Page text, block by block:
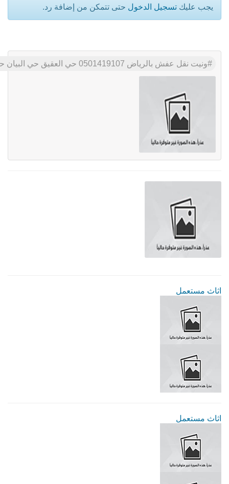
يجب عليك تسجيل الدخول حتى تتمكن من إضافة رد.
ونيت نقل عفش بالرياض 0501419107 حي العقيق حي البيان حي النرجس حي الشهداء حي الخليج حي الملك فهد حي العزيزية حي الرمال
اثاث مستعمل
اثاث مستعمل